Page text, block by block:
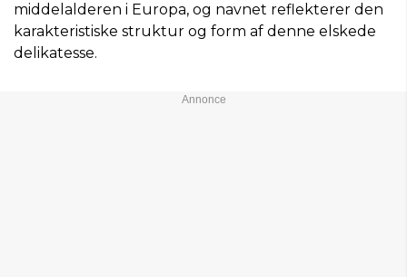
middelalderen i Europa, og navnet reflekterer den
karakteristiske struktur og form af denne elskede
delikatesse.